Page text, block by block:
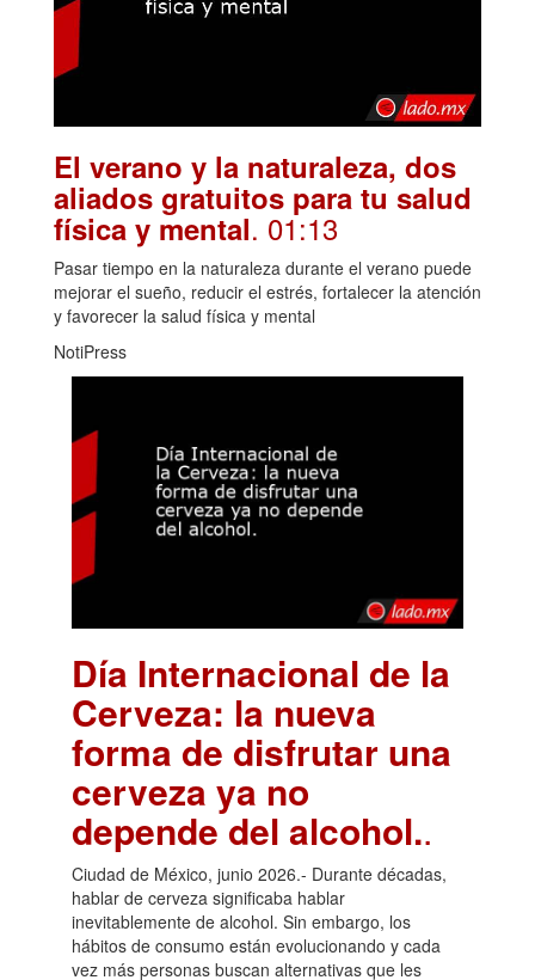
El verano y la naturaleza, dos
aliados gratuitos para tu salud
física y mental. 01:13
Pasar tiempo en la naturaleza durante el verano puede
mejorar el sueño, reducir el estrés, fortalecer la atención
y favorecer la salud física y mental
NotiPress
Día Internacional de la
Cerveza: la nueva
forma de disfrutar una
cerveza ya no
depende del alcohol..
Ciudad de México, junio 2026.- Durante décadas,
hablar de cerveza significaba hablar
inevitablemente de alcohol. Sin embargo, los
hábitos de consumo están evolucionando y cada
vez más personas buscan alternativas que les